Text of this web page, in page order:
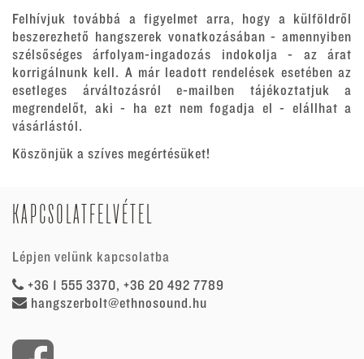
Felhívjuk továbbá a figyelmet arra, hogy a külföldről
beszerezhető hangszerek vonatkozásában - amennyiben
szélsőséges árfolyam-ingadozás indokolja - az árat
korrigálnunk kell. A már leadott rendelések esetében az
esetleges árváltozásról e-mailben tájékoztatjuk a
megrendelőt, aki - ha ezt nem fogadja el - elállhat a
vásárlástól.
Köszönjük a szíves megértésüket!
KAPCSOLATFELVÉTEL
Lépjen velünk kapcsolatba
+36 1 555 3370, +36 20 492 7789
hangszerbolt@ethnosound.hu